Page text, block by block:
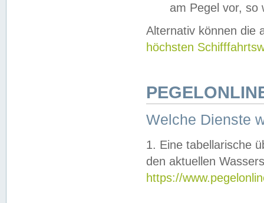
am Pegel vor,
Alternativ können die
höchsten
Welche Dienste
1. Eine tabellarische
den aktuellen
https://